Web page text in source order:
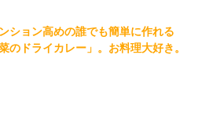
ション高めの誰でも簡単に作れる
のドライカレー」。お料理大好き。